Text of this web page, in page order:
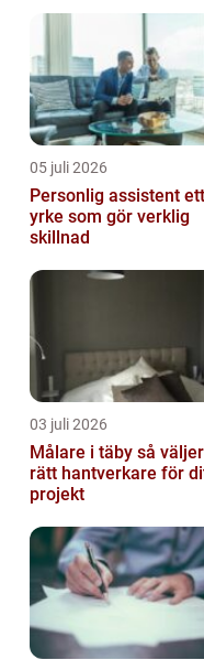
05 juli 2026
Personlig assistent ett
yrke som gör verklig
skillnad
03 juli 2026
Målare i täby så väljer du
rätt hantverkare för
projekt